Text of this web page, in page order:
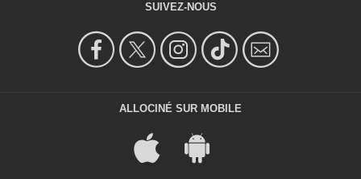
SUIVEZ-NOUS
ALLOCINÉ SUR MOBILE